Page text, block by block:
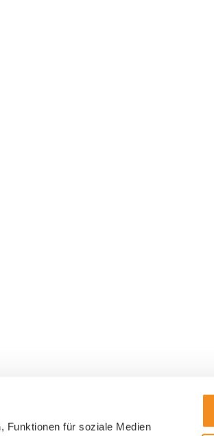
Funktionen für soziale Medien
zum Newsletter